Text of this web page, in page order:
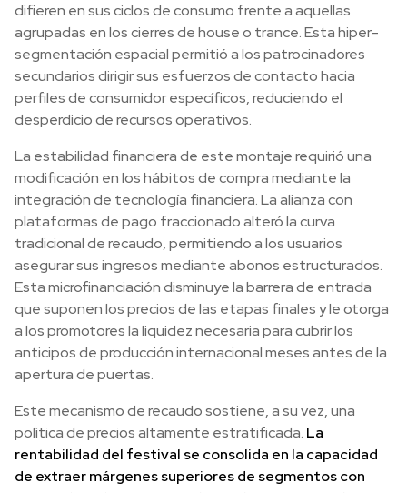
difieren en sus ciclos de consumo frente a aquellas
agrupadas en los cierres de house o trance. Esta hiper-
segmentación espacial permitió a los patrocinadores
secundarios dirigir sus esfuerzos de contacto hacia
perfiles de consumidor específicos, reduciendo el
desperdicio de recursos operativos.
La estabilidad financiera de este montaje requirió una
modificación en los hábitos de compra mediante la
integración de tecnología financiera. La alianza con
plataformas de pago fraccionado alteró la curva
tradicional de recaudo, permitiendo a los usuarios
asegurar sus ingresos mediante abonos estructurados.
Esta microfinanciación disminuye la barrera de entrada
que suponen los precios de las etapas finales y le otorga
a los promotores la liquidez necesaria para cubrir los
anticipos de producción internacional meses antes de la
apertura de puertas.
Este mecanismo de recaudo sostiene, a su vez, una
política de precios altamente estratificada. La
rentabilidad del festival se consolida en la capacidad
de extraer márgenes superiores de segmentoscon